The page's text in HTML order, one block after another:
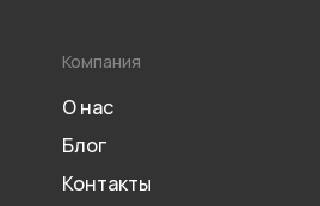
Компания
О нас
Блог
Контакты